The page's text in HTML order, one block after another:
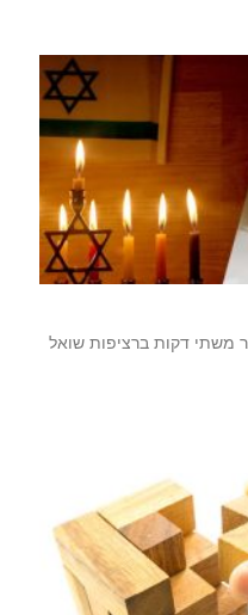
01‭ ‬ כמעט‭ ‬כל‭ ‬אדם‭ ‬שמדבר‭ ‬איתי‭ ‬יותר‭ ‬משתי‭ ‬דקות‭ ‬ברציפות‭ ‬שואל‭